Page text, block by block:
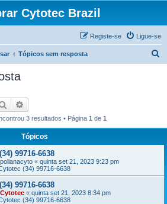
Cytotec Brazil
Ligue-se
Registe-se
Tópicos sem resposta
Pesquisar
3 resultados • Página 1 de 1
Tópicos
99716-6638
polianacyto « quinta set 21, 2023 9:23 pm
(34) 99716-6638
99716-6638
Cytotec « quinta set 21, 2023 8:34 pm
(34) 99716-6638